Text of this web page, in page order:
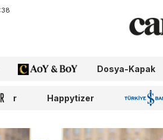
AoY/BoY Dosya-Kapak
Happytizer İş Bankası